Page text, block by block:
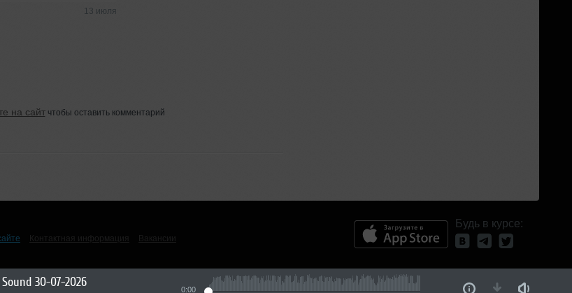
30-07-2026
0:00
13 июля
на сайтчтобы оставить комментарий
Контактная информация Вакансии
Будь в курсе: